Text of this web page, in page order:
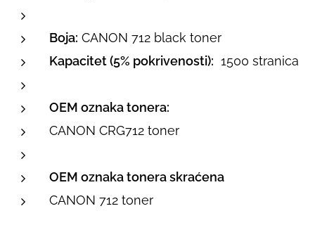
Boja: CANON 712 black toner
Kapacitet (5% pokrivenosti): 1500 stranica
OEM oznaka tonera:
CANON CRG712 toner
OEM oznaka tonera skraćena
CANON 712 toner